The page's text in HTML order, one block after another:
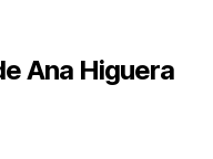
Ana Higuera